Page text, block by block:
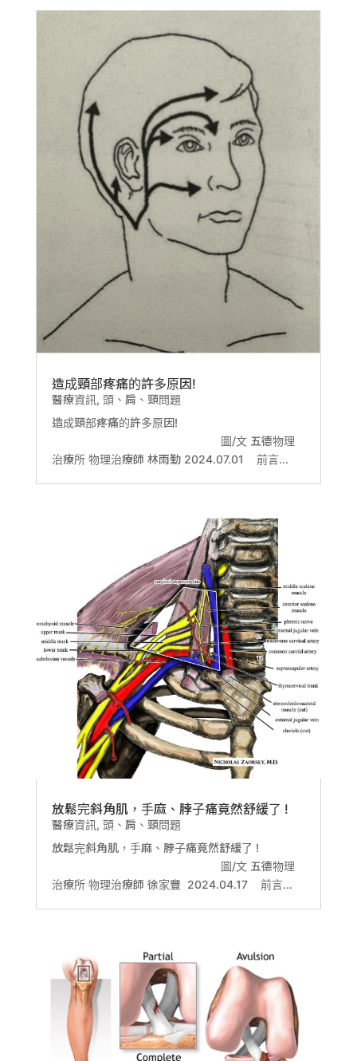
造成頸部疼痛的許多原因!
醫療資訊, 頭、肩、頸問題
造成頸部疼痛的許多原因!
圖/文 五德物理
治療所 物理治療師 林雨勤 2024.07.01 前言...
放鬆完斜角肌，手麻、脖子痛竟然舒緩了 !
醫療資訊, 頭、肩、頸問題
放鬆完斜角肌，手麻、脖子痛竟然舒緩了 !
圖/文 五德物理
治療所 物理治療師 徐家豐 2024.04.17 前言...